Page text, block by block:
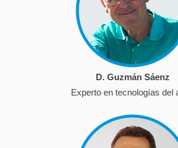
D. Guzmán Sáenz
Experto en tecnologías del